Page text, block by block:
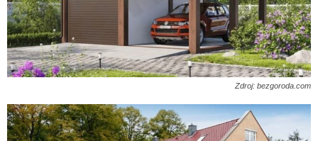
Zdroj: bezgoroda.com